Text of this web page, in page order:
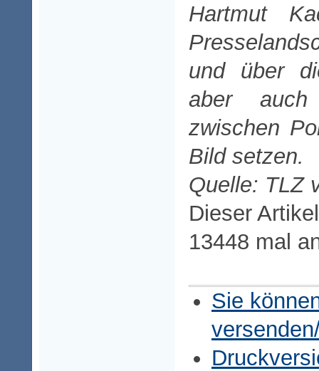
Hartmut
und über
aber auch
zwischen
Bild setzen.
Quelle: TLZ
Dieser
13448 mal
Sie